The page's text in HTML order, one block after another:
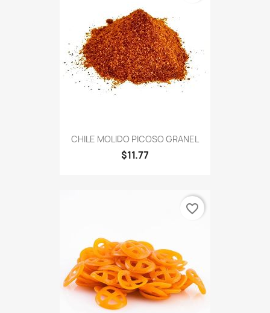
CHILE MOLIDO PICOSO GRANEL
$11.77
favorite_border